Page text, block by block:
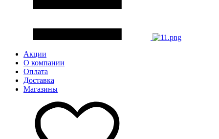
Акции
О компании
Оплата
Доставка
Магазины